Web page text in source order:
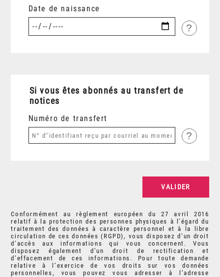
Date de naissance
?
Si vous êtes abonnés au transfert de
notices
Numéro de transfert
?
Conformément au règlement européen du 27 avril 2016
relatif à la protection des personnes physiques à l’égard du
traitement des données à caractère personnel et à la libre
circulation de ces données (RGPD), vous disposez d’un droit
d’accès aux informations qui vous concernent. Vous
disposez également d’un droit de rectification et
d’effacement de ces informations. Pour toute demande
relative à l’exercice de vos droits sur vos données
personnelles, vous pouvez vous adresser à l’adresse